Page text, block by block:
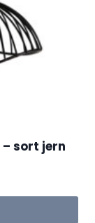
– sort jern